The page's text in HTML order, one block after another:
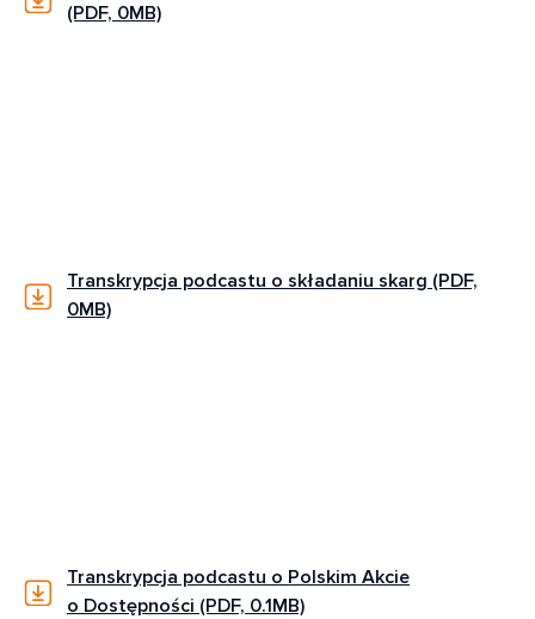
(PDF, 0MB)
Transkrypcja podcastu o składaniu skarg (PDF,
0MB)
Transkrypcja podcastu o Polskim Akcie
o Dostępności (PDF, 0.1MB)